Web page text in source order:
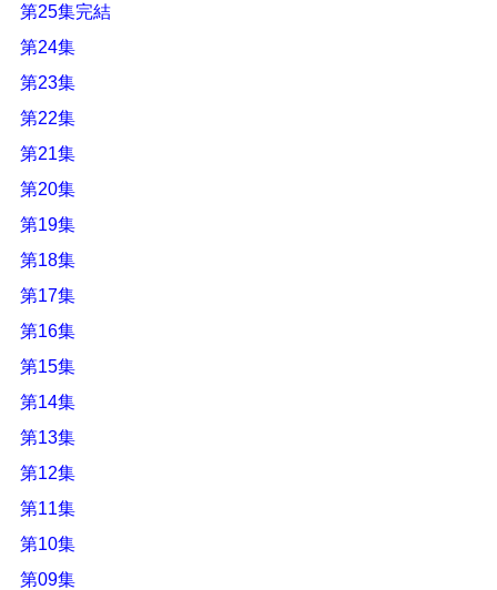
第25集完結
第24集
第23集
第22集
第21集
第20集
第19集
第18集
第17集
第16集
第15集
第14集
第13集
第12集
第11集
第10集
第09集